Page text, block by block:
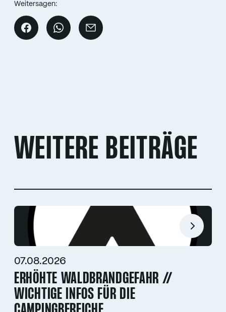
Weitersagen:
WEITERE BEITRÄGE
07.08.2026
ERHÖHTE WALDBRANDGEFAHR //
WICHTIGE INFOS FÜR DIE